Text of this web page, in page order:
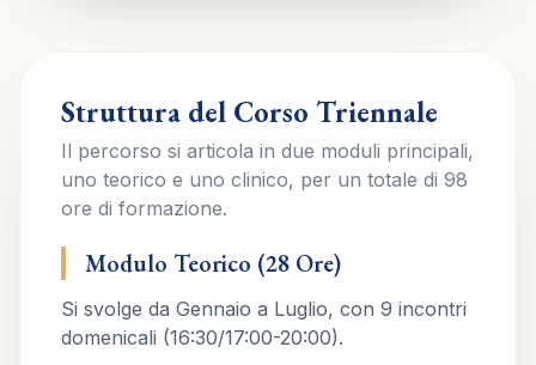
Struttura del Corso Triennale
Il percorso si articola in due moduli principali,
uno teorico e uno clinico, per un totale di 98
ore di formazione.
Modulo Teorico (28 Ore)
Si svolge da Gennaio a Luglio, con 9 incontri
domenicali (16:30/17:00-20:00).